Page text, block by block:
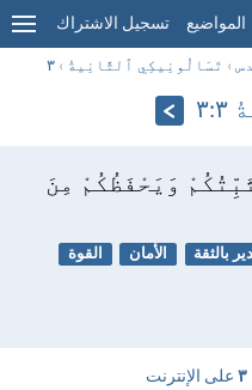
المواضيع تسجيل الاشتراك
› تَسَالُونِيكِي ٱلثَّانِيةُ ›٣
وَيَحْفَظُكُمْ مِنَ
بالثقة الأمان
القوة
على الإنترنت